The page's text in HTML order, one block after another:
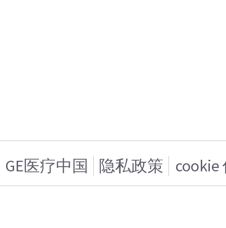
GE医疗中国 隐私政策 cookie